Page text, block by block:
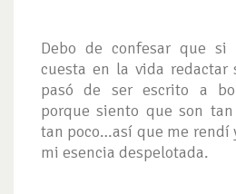
Debo de confesar que
cuesta en la vida redactar
pasó de ser escrito a
porque siento que son
tan poco…así que me rendí
mi esencia despelotada.